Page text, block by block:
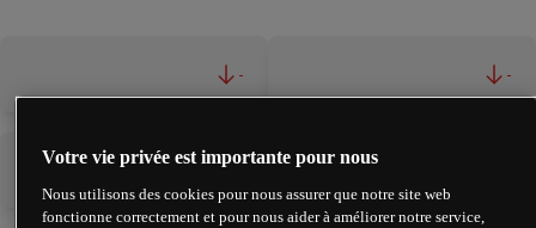
- -
Votre vie privée est importante pour nous
Nous utilisons des cookies pour nous assurer que notre site web
fonctionne correctement et pour nous aider à améliorer notre service,